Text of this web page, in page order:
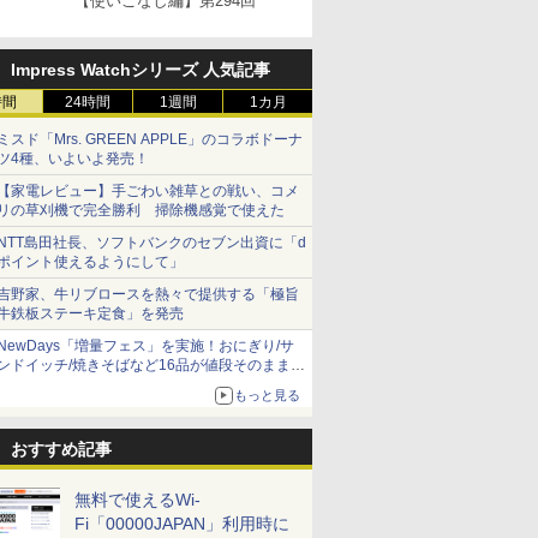
Impress Watchシリーズ 人気記事
24時間 1週間 1カ月
スド「Mrs. GREEN APPLE」のコラボドーナ
4種、いよいよ発売！
家電レビュー】手ごわい雑草との戦い、コメ
の草刈機で完全勝利 掃除機感覚で使えた
島田社長、ソフトバンクのセブン出資に「d
イント使えるようにして」
野家、牛リブロースを熱々で提供する「極旨
鉄板ステーキ定食」を発売
「増量フェス」を実施！おにぎり/サ
ドイッチ/焼きそばなど16品が値段そのままで
もっと見る
おすすめ記事
無料で使えるWi-
Fi「00000JAPAN」利用時に